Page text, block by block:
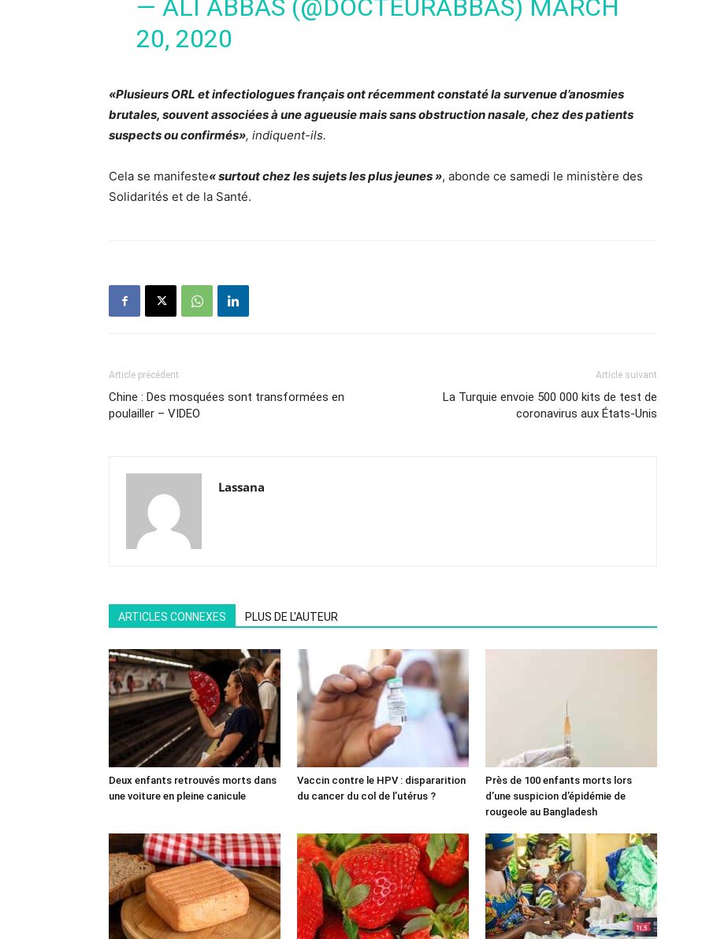
— ALI ABBAS (@DOCTEURABBAS) MARCH
20, 2020
«Plusieurs ORL et infectiologues français ont récemment constaté la survenue d’anosmies
brutales, souvent associées à une agueusie mais sans obstruction nasale, chez des patients
suspects ou confirmés», indiquent-ils.
Cela se manifeste« surtout chez les sujets les plus jeunes», abonde ce samedi le ministère des
Solidarités et de la Santé.
Article précédent
Chine : Des mosquées sont transformées en
poulailler – VIDEO
Article suivant
La Turquie envoie 500 000 kits de test de
coronavirus aux États-Unis
Lassana
ARTICLES CONNEXES PLUS DE L'AUTEUR
Deux enfants retrouvés morts dans
une voiture en pleine canicule
Vaccin contre le HPV : dispararition
du cancer du col de l’utérus ?
Près de 100 enfants morts lors
d’une suspicion d’épidémie de
rougeole au Bangladesh